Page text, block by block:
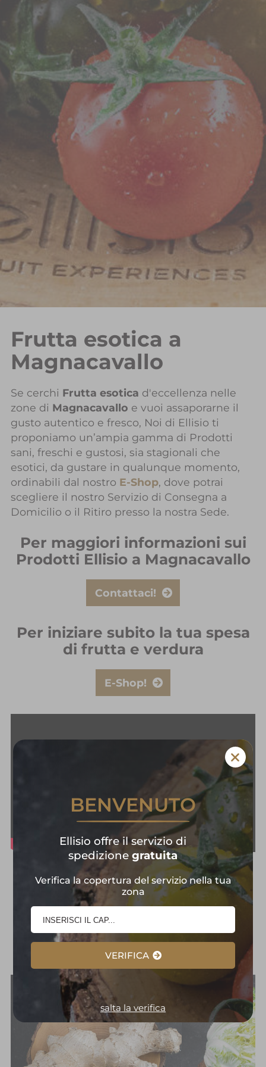
Frutta esotica a
Magnacavallo
Se cerchi Frutta esotica d'eccellenza nelle
zone di Magnacavallo e vuoi assaporarne il
gusto autentico e fresco, Noi di Ellisio ti
proponiamo un’ampia gamma di Prodotti
sani, freschi e gustosi, sia stagionali che
esotici, da gustare in qualunque momento,
ordinabili dal nostro E-Shop, dove potrai
scegliere il nostro Servizio di Consegna a
Domicilio o il Ritiro presso la nostra Sede.
Per maggiori informazioni sui
Prodotti Ellisio a Magnacavallo
Contattaci!
Per iniziare subito la tua spesa
di frutta e verdura
E-Shop!
Frutta e Verdura in
Primo Piano:
Selezione
d'Eccellenza
BENVENUTO
Ellisio offre il servizio di
spedizione gratuita
Verifica la copertura del servizio nella tua
zona
VERIFICA
salta la verifica